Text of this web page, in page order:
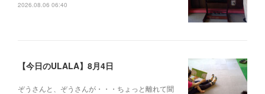
2026.08.06 06:40
【今日のULALA】8月4日
ぞうさんと、ぞうさんが・・・ちょっと離れて聞